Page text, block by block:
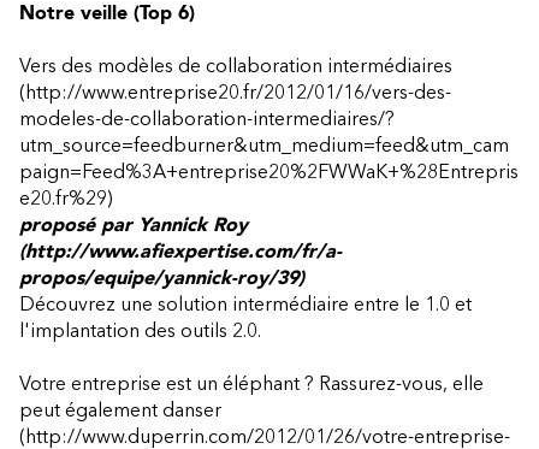
Notre veille (Top 6)
Vers des modèles de collaboration intermédiaires
(http://www.entreprise20.fr/2012/01/16/vers-des-
modeles-de-collaboration-intermediaires/?
utm_source=feedburner&utm_medium=feed&utm_cam
paign=Feed%3A+entreprise20%2FWWaK+%28Entrepris
e20.fr%29)
proposé par Yannick Roy
(http://www.afiexpertise.com/fr/a-
propos/equipe/yannick-roy/39)
Découvrez une solution intermédiaire entre le 1.0 et
l'implantation des outils 2.0.
Votre entreprise est un éléphant ? Rassurez-vous, elle
peut également danser
(http://www.duperrin.com/2012/01/26/votre-entreprise-